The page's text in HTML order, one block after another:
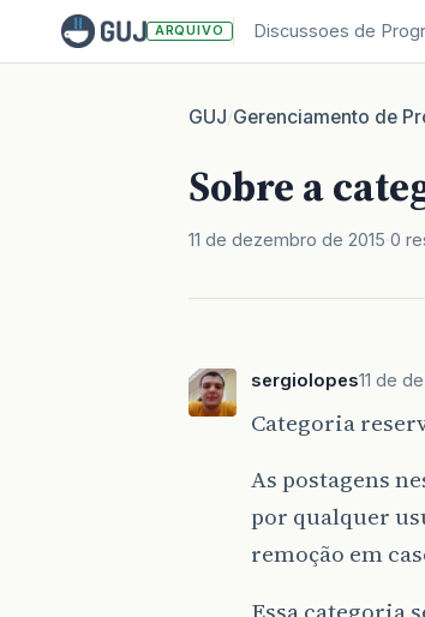
ARQUIVO Discussoes de
GUJ/Gerenciamento de
Sobre a
11 de dezembro de 2015 0
sergiolopes11 de
Categoria
As postagens
por qualquer
remoção em
Essa categoria